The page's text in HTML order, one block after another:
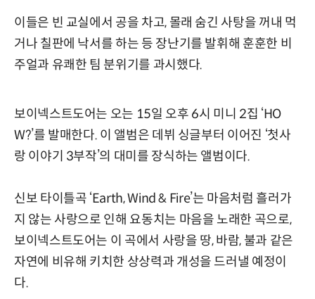
이들은 빈 교실에서 공을 차고, 몰래 숨긴 사탕을 꺼내 먹
거나 칠판에 낙서를 하는 등 장난기를 발휘해 훈훈한 비
주얼과 유쾌한 팀 분위기를 과시했다.
보이넥스트도어는 오는 15일 오후 6시 미니 2집 ‘HO
W?’를 발매한다. 이 앨범은 데뷔 싱글부터 이어진 ‘첫사
랑 이야기 3부작’의 대미를 장식하는 앨범이다.
신보 타이틀곡 ‘Earth, Wind & Fire’는 마음처럼 흘러가
지 않는 사랑으로 인해 요동치는 마음을 노래한 곡으로,
보이넥스트도어는 이 곡에서 사랑을 땅, 바람, 불과 같은
자연에 비유해 키치한 상상력과 개성을 드러낼 예정이
다.